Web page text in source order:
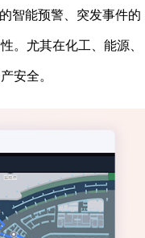
智能预警、突发事件的
。尤其在化工、能源、
安全。